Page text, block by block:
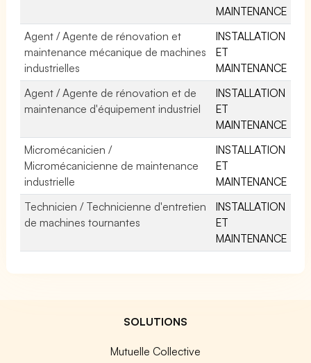
MAINTENANCE
Agent / Agente de rénovation et
maintenance mécanique de machines
industrielles
INSTALLATION
ET
MAINTENANCE
Agent / Agente de rénovation et de
maintenance d'équipement industriel
INSTALLATION
ET
MAINTENANCE
Micromécanicien /
Micromécanicienne de maintenance
industrielle
INSTALLATION
ET
MAINTENANCE
Technicien / Technicienne d'entretien
de machines tournantes
INSTALLATION
ET
MAINTENANCE
SOLUTIONS
Mutuelle Collective